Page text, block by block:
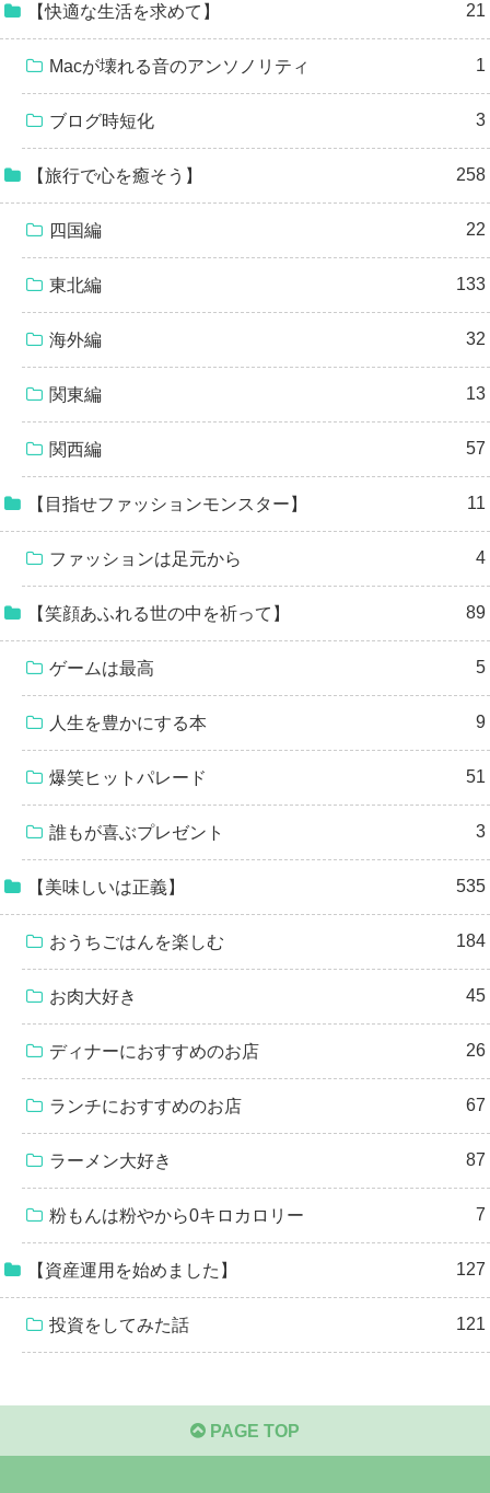
【快適な生活を求めて】 21
Macが壊れる音のアンソノリティ 1
ブログ時短化 3
【旅行で心を癒そう】 258
四国編 22
東北編 133
海外編 32
関東編 13
関西編 57
【目指せファッションモンスター】 11
ファッションは足元から 4
【笑顔あふれる世の中を祈って】 89
ゲームは最高 5
人生を豊かにする本 9
爆笑ヒットパレード 51
誰もが喜ぶプレゼント 3
【美味しいは正義】 535
おうちごはんを楽しむ 184
お肉大好き 45
ディナーにおすすめのお店 26
ランチにおすすめのお店 67
ラーメン大好き 87
粉もんは粉やから0キロカロリー 7
【資産運用を始めました】 127
投資をしてみた話 121
PAGE TOP